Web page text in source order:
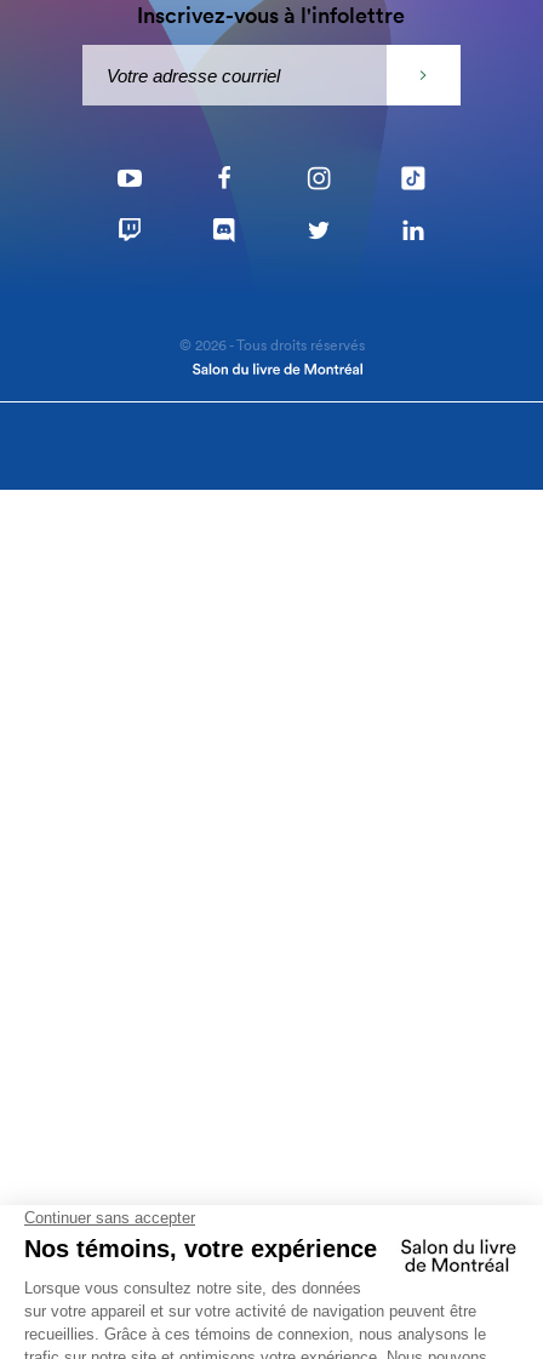
Inscrivez-vous à l'infolettre
© 2026 - Tous droits réservés